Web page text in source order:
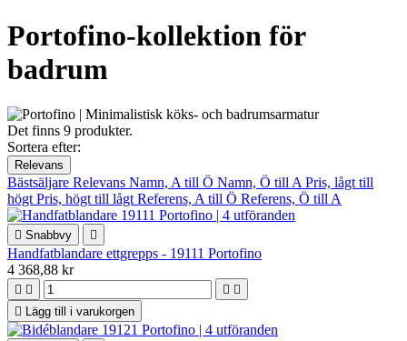
Portofino-kollektion för
badrum
Det finns 9 produkter.
Sortera efter:
Relevans
Bästsäljare Relevans Namn, A till Ö Namn, Ö till A Pris, lågt till
högt Pris, högt till lågt Referens, A till Ö Referens, Ö till A
 Snabbvy 
Handfatblandare ettgrepps - 19111 Portofino
4 368,88 kr
   

Lägg till i varukorgen